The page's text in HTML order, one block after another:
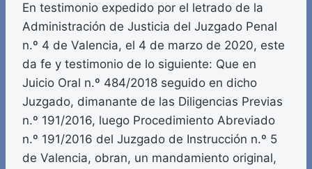
En testimonio expedido por el letrado de la
Administración de Justicia del Juzgado Penal
n.º 4 de Valencia, el 4 de marzo de 2020, este
da fe y testimonio de lo siguiente: Que en
Juicio Oral n.º 484/2018 seguido en dicho
Juzgado, dimanante de las Diligencias Previas
n.º 191/2016, luego Procedimiento Abreviado
n.º 191/2016 del Juzgado de Instrucción n.º 5
de Valencia, obran, un mandamiento original,